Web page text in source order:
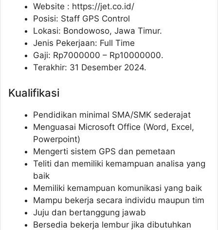
Website : https://jet.co.id/
Posisi: Staff GPS Control
Lokasi: Bondowoso, Jawa Timur.
Jenis Pekerjaan: Full Time
Gaji: Rp7000000 – Rp10000000.
Terakhir: 31 Desember 2024.
Kualifikasi
Pendidikan minimal SMA/SMK sederajat
Menguasai Microsoft Office (Word, Excel,
Powerpoint)
Mengerti sistem GPS dan pemetaan
Teliti dan memiliki kemampuan analisa yang
baik
Memiliki kemampuan komunikasi yang baik
Mampu bekerja secara individu maupun tim
Juju dan bertanggung jawab
Bersedia bekerja lembur jika dibutuhkan